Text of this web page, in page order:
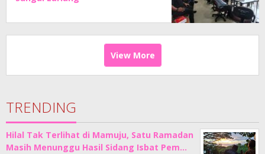
View More
TRENDING
Hilal Tak Terlihat di Mamuju, Satu Ramadan
Masih Menunggu Hasil Sidang Isbat Pem…